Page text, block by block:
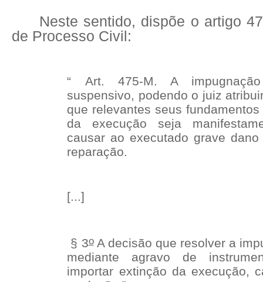
Neste sentido, dispõe o artigo
de Processo Civil:
“ Art. 475-M. A
suspensivo, podendo o juiz
que relevantes seus
da execução seja
causar ao executado grave
reparação.
[...]
§ 3oA decisão que resolver a
mediante agravo de
importar extinção da execução,